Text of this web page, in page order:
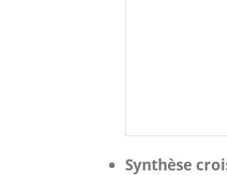
Synthèse